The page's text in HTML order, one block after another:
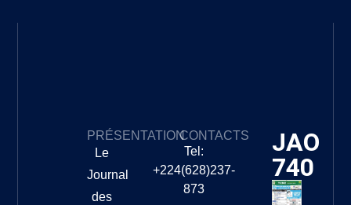
PRÉSENTATION
Le
Journal
des
CONTACTS
Tel:
+224(628)237-
873
JAO
740